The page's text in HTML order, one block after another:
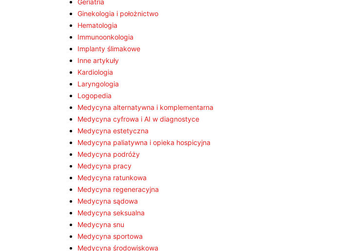
Geriatria
Ginekologia i położnictwo
Hematologia
Immunoonkologia
Implanty ślimakowe
Inne artykuły
Kardiologia
Laryngologia
Logopedia
Medycyna alternatywna i komplementarna
Medycyna cyfrowa i AI w diagnostyce
Medycyna estetyczna
Medycyna paliatywna i opieka hospicyjna
Medycyna podróży
Medycyna pracy
Medycyna ratunkowa
Medycyna regeneracyjna
Medycyna sądowa
Medycyna seksualna
Medycyna snu
Medycyna sportowa
Medycyna środowiskowa